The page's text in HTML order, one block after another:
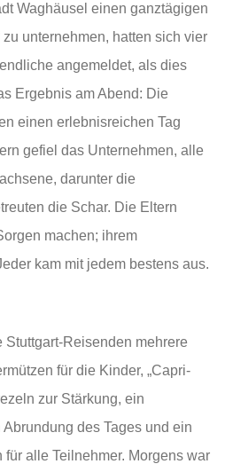
Waghäusel einen ganztägigen
zu unternehmen, hatten sich vier
angemeldet, als dies
Ergebnis am Abend: Die
einen erlebnisreichen Tag
gefiel das Unternehmen, alle
darunter die
die Schar. Die Eltern
machen; ihrem
kam mit jedem bestens aus.
Stuttgart-Reisenden mehrere
für die Kinder, „Capri-
zur Stärkung, ein
des Tages und ein
alle Teilnehmer. Morgens war